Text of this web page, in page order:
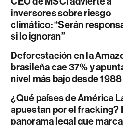
inversores sobre riesgo
climático: “Serán
si lo ignoran”
Deforestación en la
brasileña cae 37% y
nivel más bajo desde 1988
¿Qué países de América
apuestan por el fracking?
panorama legal que